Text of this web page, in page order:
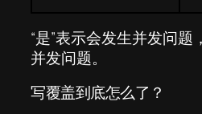
“是”表示会发生并发问题
并发问题。
写覆盖到底怎么了？